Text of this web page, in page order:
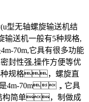
型无轴螺旋输送机结
送机一般有5种规格,
70m,它具有很多功能
封性强,操作方便等优
种规格，螺旋直
4m-70m，它具
构简单，制做成